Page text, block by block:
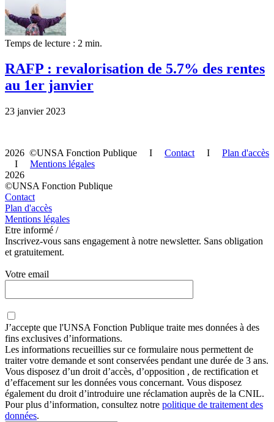
Temps de lecture : 2 min.
RAFP : revalorisation de 5.7% des rentes
au 1er janvier
23 janvier 2023
2026 ©UNSA Fonction Publique I Contact I Plan d'accès
I Mentions légales
2026
©UNSA Fonction Publique
Contact
Plan d'accès
Mentions légales
Etre informé /
Inscrivez-vous sans engagement à notre newsletter. Sans obligation
et gratuitement.
Votre email
J’accepte que l'UNSA Fonction Publique traite mes données à des
fins exclusives d’informations.
Les informations recueillies sur ce formulaire nous permettent de
traiter votre demande et sont conservées pendant une durée de 3 ans.
Vous disposez d’un droit d’accès, d’opposition , de rectification et
d’effacement sur les données vous concernant. Vous disposez
également du droit d’introduire une réclamation auprès de la CNIL.
Pour plus d’information, consultez notre politique de traitement des
données.